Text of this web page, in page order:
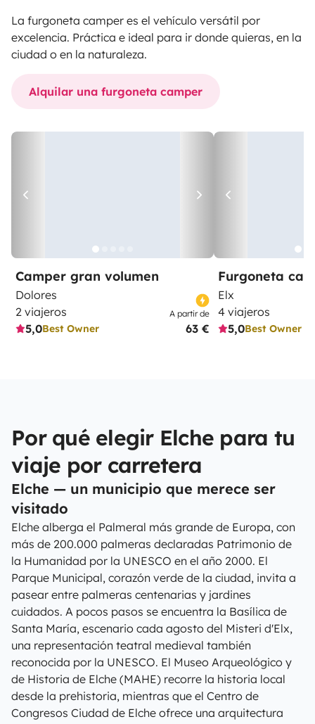
La furgoneta camper es el vehículo versátil por
excelencia. Práctica e ideal para ir donde quieras, en la
ciudad o en la naturaleza.
Alquilar una furgoneta camper
Camper gran volumen
Dolores
2 viajeros
5,0Best Owner
A partir de
63 €
Furgoneta
Elx
4 viajeros
5,0Best Owner
Por qué elegir Elche para tu
viaje por carretera
Elche — un municipio que merece ser
visitado
Elche alberga el Palmeral más grande de Europa, con
más de 200.000 palmeras declaradas Patrimonio de
la Humanidad por la UNESCO en el año 2000. El
Parque Municipal, corazón verde de la ciudad, invita a
pasear entre palmeras centenarias y jardines
cuidados. A pocos pasos se encuentra la Basílica de
Santa María, escenario cada agosto del Misteri d'Elx,
una representación teatral medieval también
reconocida por la UNESCO. El Museo Arqueológico y
de Historia de Elche (MAHE) recorre la historia local
desde la prehistoria, mientras que el Centro de
Congresos Ciudad de Elche ofrece una arquitectura